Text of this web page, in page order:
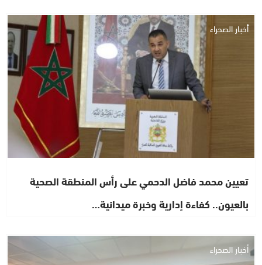
أخبار الصحراء
تعيين محمد فاضل الدحمي على رأس المنطقة الصحية
بالعيون.. كفاءة إدارية وخبرة ميدانية…
أخبار الصحراء